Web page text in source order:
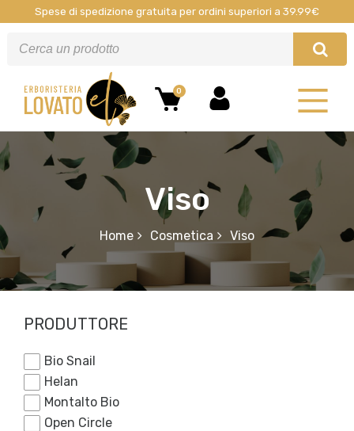
Spese di spedizione gratuita per ordini superiori a 39.99€
0
Viso
Home Cosmetica Viso
PRODUTTORE
Bio Snail
Helan
Montalto Bio
Open Circle